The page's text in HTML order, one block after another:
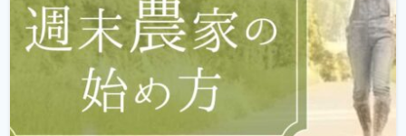
エイイチです。オイシクタベルラボというコミュニケーシ
ョンデザインを主体としたあらゆるコトをデザインしてい